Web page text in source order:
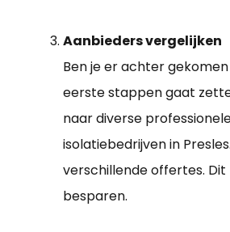
Aanbieders vergelijken
Ben je er achter
eerste stappen gaat
naar diverse
isolatiebedrijven in
verschillende offertes. Dit
besparen.